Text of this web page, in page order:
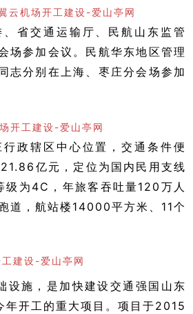
省交通运输厅、民航山东监管
场参加会议。民航华东地区管理
志分别在上海、枣庄分会场参加
政辖区中心位置，交通条件便
亿元，定位为国内民用支线
为4C，年旅客吞吐量120万人
，航站楼14000平方米、11个
设施，是加快建设交通强国山东
年开工的重大项目。项目于2015